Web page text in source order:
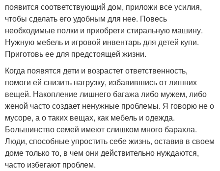
появится соответствующий дом, приложи все усилия,
чтобы сделать его удобным для нее. Повесь
необходимые полки и приобрети стиральную машину.
Нужную мебель и игровой инвентарь для детей купи.
Приготовь ее для предстоящей жизни.
Когда появятся дети и возрастет ответственность,
помоги ей снизить нагрузку, избавившись от лишних
вещей. Накопление лишнего багажа либо мужем, либо
женой часто создает ненужные проблемы. Я говорю не о
мусоре, а о таких вещах, как мебель и одежда.
Большинство семей имеют слишком много барахла.
Люди, способные упростить себе жизнь, оставив в своем
доме только то, в чем они действительно нуждаются,
часто избегают проблем.